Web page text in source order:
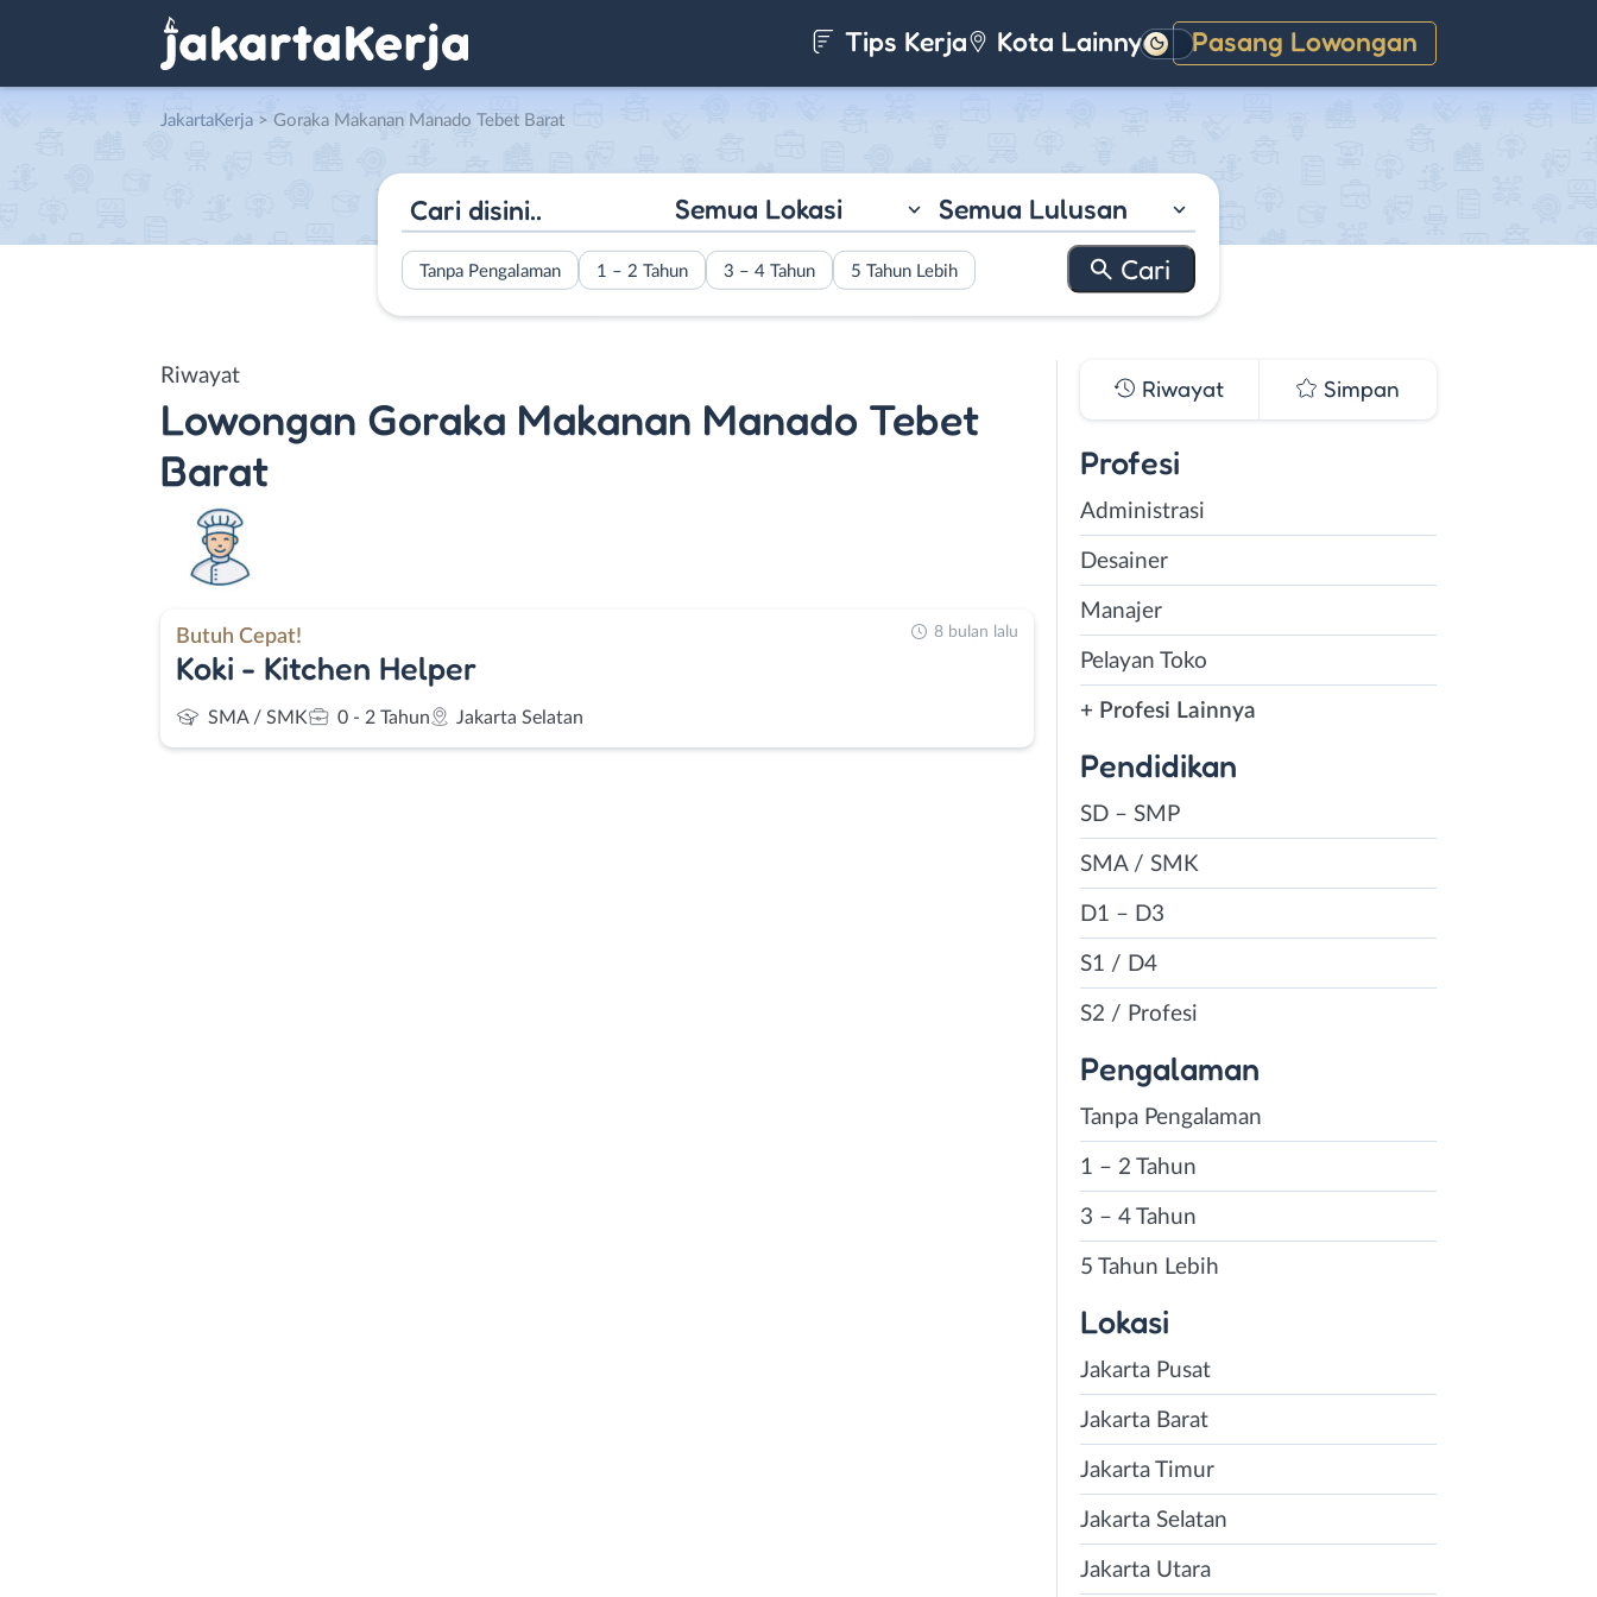
Tips Kerja Kota Lainnya Pasang Lowongan
Gelap
JakartaKerja > Goraka Makanan Manado Tebet Barat
Semua Lokasi Semua Lulusan
Tanpa Pengalaman 1 – 2 Tahun 3 – 4 Tahun 5 Tahun Lebih
Riwayat
Lowongan Goraka Makanan Manado Tebet
Barat
Butuh Cepat!
Koki - Kitchen Helper
SMA / SMK 0 - 2 Tahun Jakarta Selatan
8 bulan lalu
Riwayat Simpan
Profesi
Administrasi
Desainer
Manajer
Pelayan Toko
+ Profesi Lainnya
Pendidikan
SD – SMP
SMA / SMK
D1 – D3
S1 / D4
S2 / Profesi
Pengalaman
Tanpa Pengalaman
1 – 2 Tahun
3 – 4 Tahun
5 Tahun Lebih
Lokasi
Jakarta Pusat
Jakarta Barat
Jakarta Timur
Jakarta Selatan
Jakarta Utara